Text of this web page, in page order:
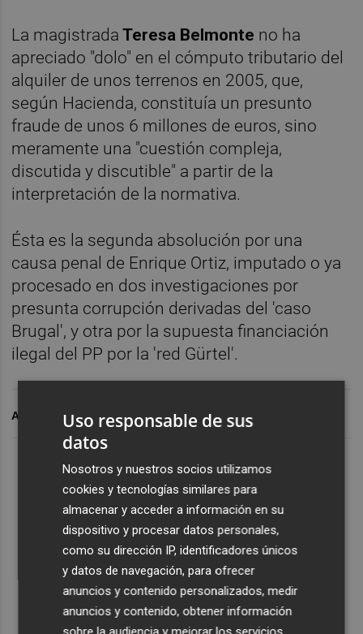
La magistrada Teresa Belmonte no ha
apreciado "dolo" en el cómputo tributario del
alquiler de unos terrenos en 2005, que,
según Hacienda, constituía un presunto
fraude de unos 6 millones de euros, sino
meramente una "cuestión compleja,
discutida y discutible" a partir de la
interpretación de la normativa.
Ésta es la segunda absolución por una
causa penal de Enrique Ortiz, imputado o ya
procesado en dos investigaciones por
presunta corrupción derivadas del 'caso
Brugal', y otra por la supuesta financiación
ilegal del PP por la 'red Gürtel'.
ARCHIVADO ENUso responsable de sus
datos
Nosotros y nuestros socios utilizamos
cookies y tecnologías similares para
almacenar y acceder a información en su
dispositivo y procesar datos personales,
como su dirección IP, identificadores únicos
y datos de navegación, para ofrecer
anuncios y contenido personalizados, medir
anuncios y contenido, obtener información